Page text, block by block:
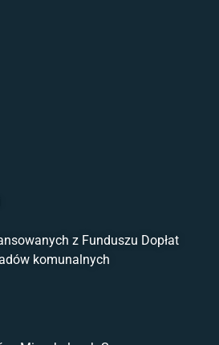
z Funduszu Dopłat
komunalnych